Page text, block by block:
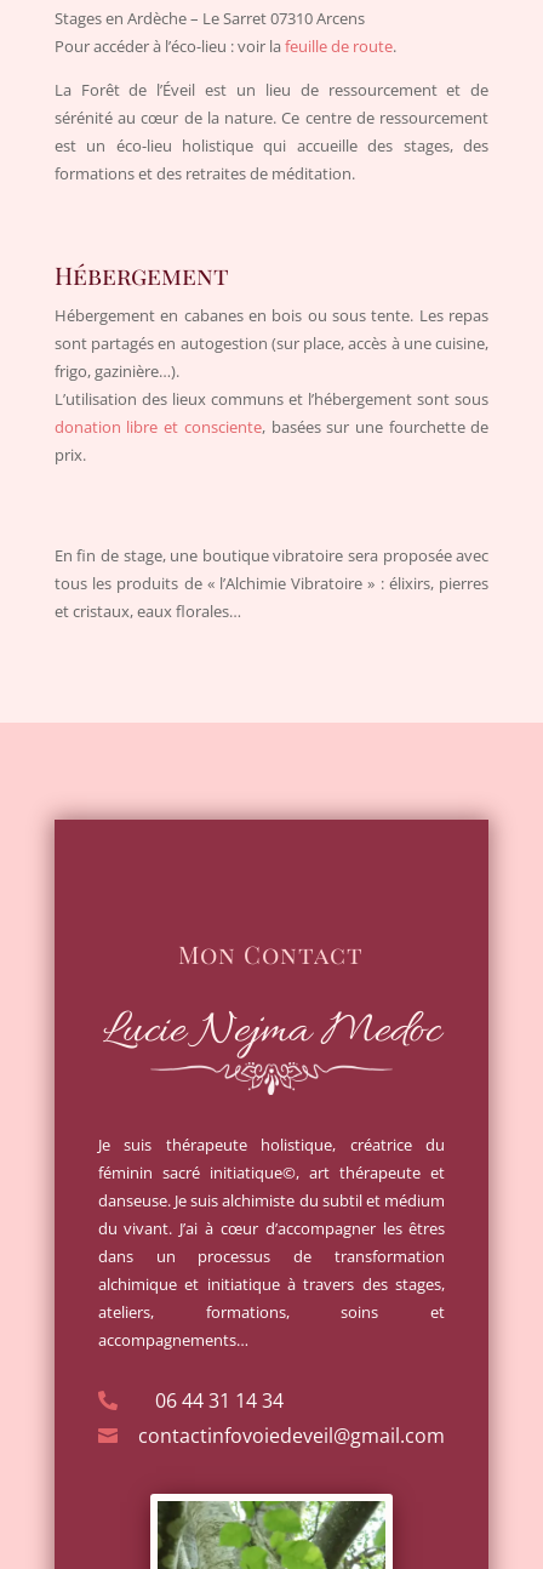
Stages en Ardèche – Le Sarret 07310 Arcens
Pour accéder à l’éco-lieu : voir lafeuille de route.
La Forêt de l’Éveil est un lieu de ressourcement et de
sérénité au cœur de la nature. Ce centre de ressourcement
est un éco-lieu holistique qui accueille des stages, des
formations et des retraites de méditation.
Hébergement
Hébergement en cabanes en bois ou sous tente. Les repas
sont partagés en autogestion (sur place, accès à une cuisine,
frigo, gazinière…).
L’utilisation des lieux communs et l’hébergement sont sous
donation libre et consciente, basées sur une fourchette de
prix.
En fin de stage, une boutique vibratoire sera proposée avec
tous les produits de « l’Alchimie Vibratoire » : élixirs, pierres
et cristaux, eaux florales…
Mon Contact
Lucie Nejma Medoc
Je suis thérapeute holistique, créatrice du
féminin sacré initiatique©, art thérapeute et
danseuse. Je suis alchimiste du subtil et médium
du vivant. J’ai à cœur d’accompagner les êtres
dans un processus de transformation
alchimique et initiatique à travers des stages,
ateliers, formations, soins et
accompagnements…
 06 44 31 14 34
 contactinfovoiedeveil@gmail.com